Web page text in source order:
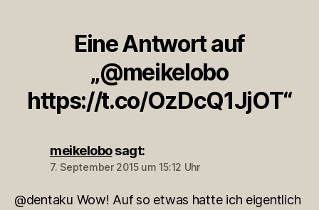
Eine Antwort auf
„@meikelobo
https://t.co/OzDcQ1JjOT“
meikelobo sagt:
7. September 2015 um 15:12 Uhr
@dentaku Wow! Auf so etwas hatte ich eigentlich